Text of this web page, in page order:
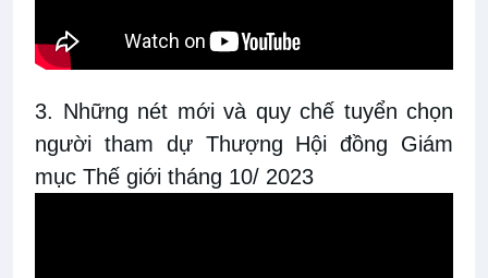
3. Những nét mới và quy chế tuyển chọn
người tham dự Thượng Hội đồng Giám
mục Thế giới tháng 10/ 2023